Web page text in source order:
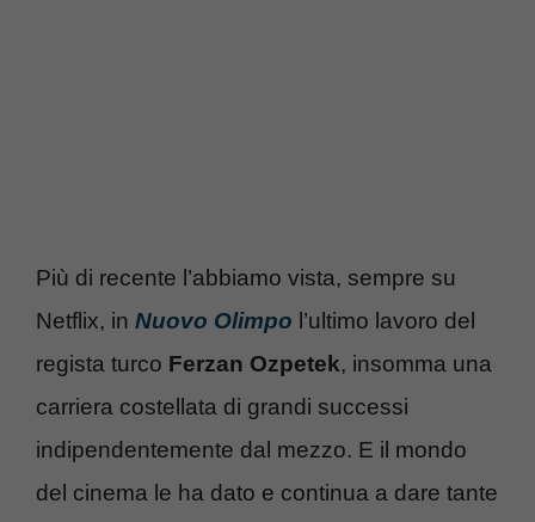
Più di recente l’abbiamo vista, sempre su
Netflix, in Nuovo Olimpo l’ultimo lavoro del
regista turco Ferzan Ozpetek, insomma una
carriera costellata di grandi successi
indipendentemente dal mezzo. E il mondo
del cinema le ha dato e continua a dare tante